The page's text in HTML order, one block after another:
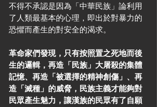
不得不承認是因為「中華民族」論利用
了人類最基本的心理，即出於對暴力的
恐懼而產生的對安全的渴求。
革命家們發現，只有按照置之死地而後
生的邏輯，再造「民族」大屠殺的集體
記憶、再造「被選擇的精神創傷」、再
造「滅種」的威脅，民族主義才能夠對
民眾產生魅力，讓漢族的民眾有了自願